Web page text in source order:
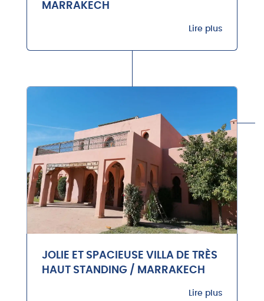
MARRAKECH
Lire plus
JOLIE ET SPACIEUSE VILLA DE TRÈS
HAUT STANDING / MARRAKECH
Lire plus